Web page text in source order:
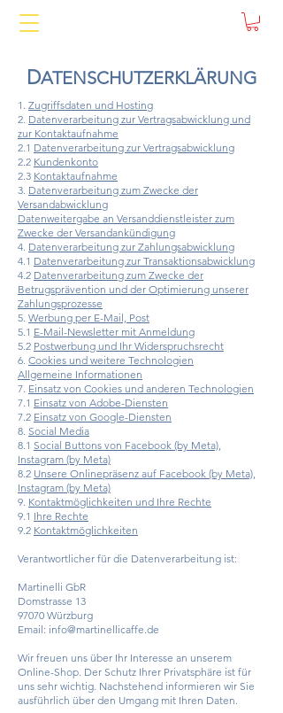
DATENSCHUTZERKLÄRUNG
1. Zugriffsdaten und Hosting
2. Datenverarbeitung zur Vertragsabwicklung und
zur Kontaktaufnahme
2.1 Datenverarbeitung zur Vertragsabwicklung
2.2 Kundenkonto
2.3 Kontaktaufnahme
3. Datenverarbeitung zum Zwecke der
Versandabwicklung
Datenweitergabe an Versanddienstleister zum
Zwecke der Versandankündigung
4. Datenverarbeitung zur Zahlungsabwicklung
4.1 Datenverarbeitung zur Transaktionsabwicklung
4.2 Datenverarbeitung zum Zwecke der
Betrugsprävention und der Optimierung unserer
Zahlungsprozesse
5. Werbung per E-Mail, Post
5.1 E-Mail-Newsletter mit Anmeldung
5.2 Postwerbung und Ihr Widerspruchsrecht
6. Cookies und weitere Technologien
Allgemeine Informationen
7. Einsatz von Cookies und anderen Technologien
7.1 Einsatz von Adobe-Diensten
7.2 Einsatz von Google-Diensten
8. Social Media
8.1 Social Buttons von Facebook (by Meta),
Instagram (by Meta)
8.2 Unsere Onlinepräsenz auf Facebook (by Meta),
Instagram (by Meta)
9. Kontaktmöglichkeiten und Ihre Rechte
9.1 Ihre Rechte
9.2 Kontaktmöglichkeiten
Verantwortlicher für die Datenverarbeitung ist:
Martinelli GbR
Domstrasse 13
97070 Würzburg
Email: info@martinellicaffe.de
Wir freuen uns über Ihr Interesse an unserem
Online-Shop. Der Schutz Ihrer Privatsphäre ist für
uns sehr wichtig. Nachstehend informieren wir Sie
ausführlich über den Umgang mit Ihren Daten.